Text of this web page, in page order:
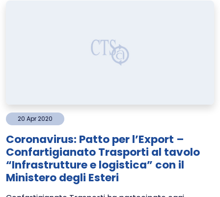
20 Apr2020
Coronavirus: Patto per l’Export –
Confartigianato Trasporti al tavolo
“Infrastrutture e logistica” con il
Ministero degli Esteri